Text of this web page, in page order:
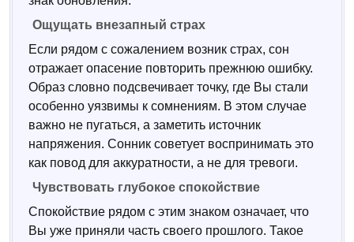
Ощущать внезапный страх
Если рядом с сожалением возник страх, сон
отражает опасение повторить прежнюю ошибку.
Образ словно подсвечивает точку, где Вы стали
особенно уязвимы к сомнениям. В этом случае
важно не пугаться, а заметить источник
напряжения. Сонник советует воспринимать это
как повод для аккуратности, а не для тревоги.
Чувствовать глубокое спокойствие
Спокойствие рядом с этим знаком означает, что
Вы уже приняли часть своего прошлого. Такое